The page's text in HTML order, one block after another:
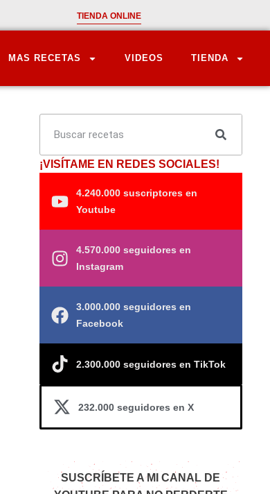
TIENDA ONLINE
MAS RECETAS VIDEOS TIENDA
¡VISÍTAME EN REDES SOCIALES!
4.240.000 suscriptores en
Youtube
4.570.000 seguidores en
Instagram
3.000.000 seguidores en
Facebook
2.300.000 seguidores en TikTok
232.000 seguidores en X
SUSCRÍBETE A MI CANAL DE